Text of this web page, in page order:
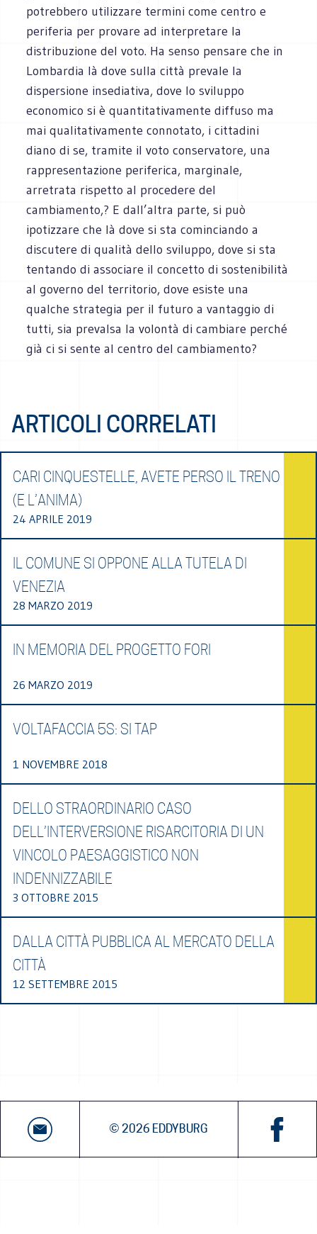
potrebbero utilizzare termini come centro e
periferia per provare ad interpretare la
distribuzione del voto. Ha senso pensare che in
Lombardia là dove sulla città prevale la
dispersione insediativa, dove lo sviluppo
economico si è quantitativamente diffuso ma
mai qualitativamente connotato, i cittadini
diano di se, tramite il voto conservatore, una
rappresentazione periferica, marginale,
arretrata rispetto al procedere del
cambiamento,? E dall’altra parte, si può
ipotizzare che là dove si sta cominciando a
discutere di qualità dello sviluppo, dove si sta
tentando di associare il concetto di sostenibilità
al governo del territorio, dove esiste una
qualche strategia per il futuro a vantaggio di
tutti, sia prevalsa la volontà di cambiare perché
già ci si sente al centro del cambiamento?
ARTICOLI CORRELATI
CARI CINQUESTELLE, AVETE PERSO IL TRENO
(E L’ANIMA)
24 APRILE 2019
IL COMUNE SI OPPONE ALLA TUTELA DI
VENEZIA
28 MARZO 2019
IN MEMORIA DEL PROGETTO FORI
26 MARZO 2019
VOLTAFACCIA 5S: SI TAP
1 NOVEMBRE 2018
DELLO STRAORDINARIO CASO
DELL’INTERVERSIONE RISARCITORIA DI UN
VINCOLO PAESAGGISTICO NON
INDENNIZZABILE
3 OTTOBRE 2015
DALLA CITTÀ PUBBLICA AL MERCATO DELLA
CITTÀ
12 SETTEMBRE 2015
© 2026 EDDYBURG